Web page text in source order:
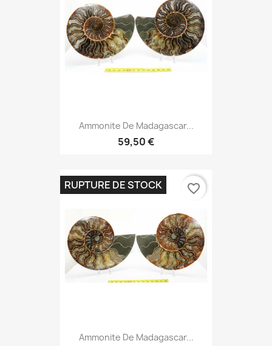
Ammonite De Madagascar...
59,50 €
Ammonite De Madagascar...
RUPTURE DE STOCK favorite_border